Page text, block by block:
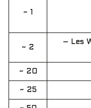
~ 1
~ 2
– Les
~ 20
~ 25